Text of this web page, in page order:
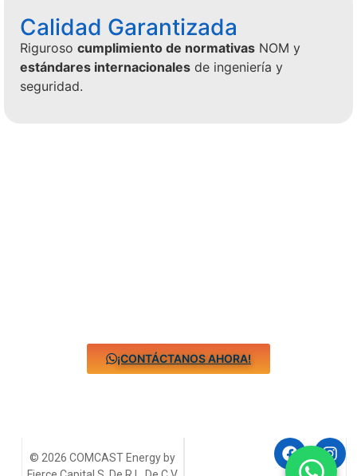
Calidad Garantizada
Riguroso cumplimiento de normativas NOM y
estándares internacionales de ingeniería y
seguridad.
¡CONTÁCTANOS AHORA!
© 2026 COMCAST Energy by